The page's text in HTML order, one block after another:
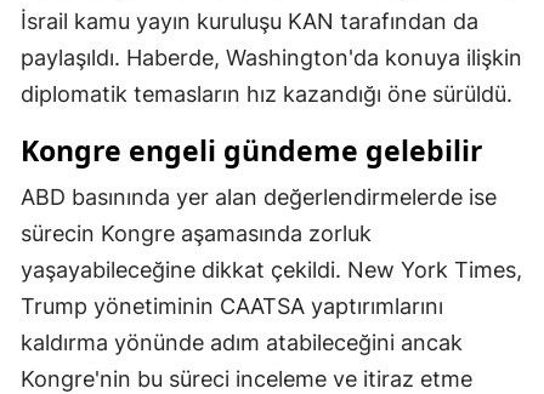
Muş
Nevşehir
Ordu
Sakarya
Samsun
İsrail kamu yayın kuruluşu KAN tarafından da
paylaşıldı. Haberde, Washington'da konuya ilişkin
diplomatik temasların hız kazandığı öne sürüldü.
Kongre engeli gündeme gelebilir
ABD basınında yer alan değerlendirmelerde ise
sürecin Kongre aşamasında zorluk
yaşayabileceğine dikkat çekildi. New York Times,
Trump yönetiminin CAATSA yaptırımlarını
kaldırma yönünde adım atabileceğini ancak
Kongre'nin bu süreci inceleme ve itiraz etme